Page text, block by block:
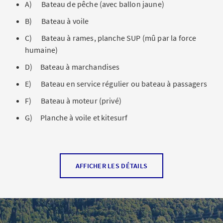
A) Bateau de pêche (avec ballon jaune)
B) Bateau à voile
C) Bateau à rames, planche SUP (mû par la force
humaine)
D) Bateau à marchandises
E) Bateau en service régulier ou bateau à passagers
F) Bateau à moteur (privé)
G) Planche à voile et kitesurf
selon l’ordre suivant:
E) Bateau en service régulier ou bateau à passagers
AFFICHER LES DÉTAILS